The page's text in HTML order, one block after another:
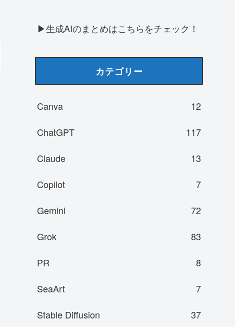
▶生成AIのまとめはこちらをチェック！
カテゴリー
Canva
12
ChatGPT
117
Claude
13
Copilot
7
Gemini
72
Grok
83
PR
8
SeaArt
7
Stable Diffusion
37